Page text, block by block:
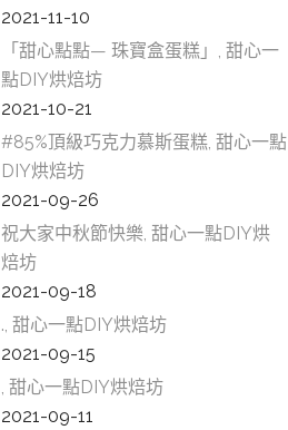
2021-11-10
「甜心點點— 珠寶盒蛋糕」, 甜心一
點DIY烘焙坊
2021-10-21
#85%頂級巧克力慕斯蛋糕, 甜心一點
DIY烘焙坊
2021-09-26
祝大家中秋節快樂, 甜心一點DIY烘
焙坊
2021-09-18
., 甜心一點DIY烘焙坊
2021-09-15
, 甜心一點DIY烘焙坊
2021-09-11